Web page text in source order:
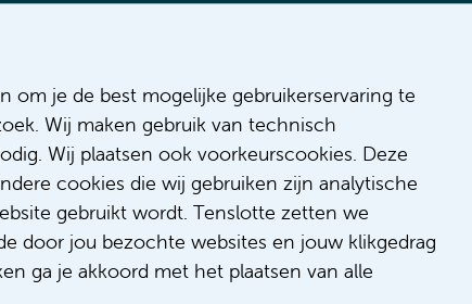
je de best mogelijke gebruikerservaring te
Wij maken gebruik van technisch
Wij plaatsen ook voorkeurscookies. Deze
cookies die wij gebruiken zijn analytische
gebruikt wordt. Tenslotte zetten we
door jou bezochte websites en jouw klikgedrag
ga je akkoord met het plaatsen van alle